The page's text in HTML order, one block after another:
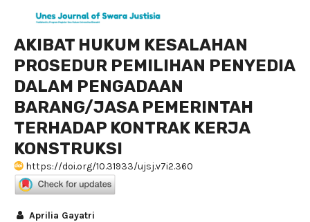
AKIBAT HUKUM KESALAHAN
PROSEDUR PEMILIHAN PENYEDIA
DALAM PENGADAAN
BARANG/JASA PEMERINTAH
TERHADAP KONTRAK KERJA
KONSTRUKSI
https://doi.org/10.31933/ujsj.v7i2.360
Aprilia Gayatri